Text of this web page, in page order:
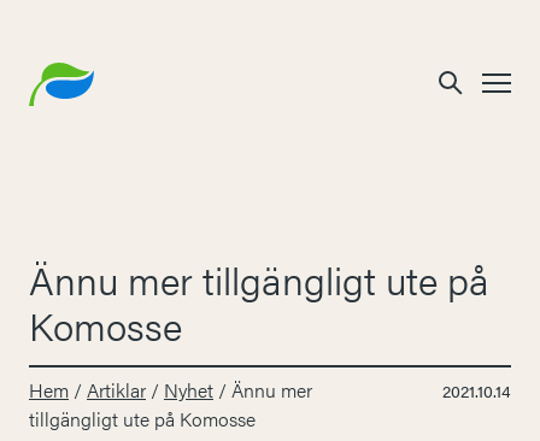
Ännu mer tillgängligt ute på
Komosse
Hem / Artiklar / Nyhet / Ännu mer
tillgängligt ute på Komosse
2021.10.14